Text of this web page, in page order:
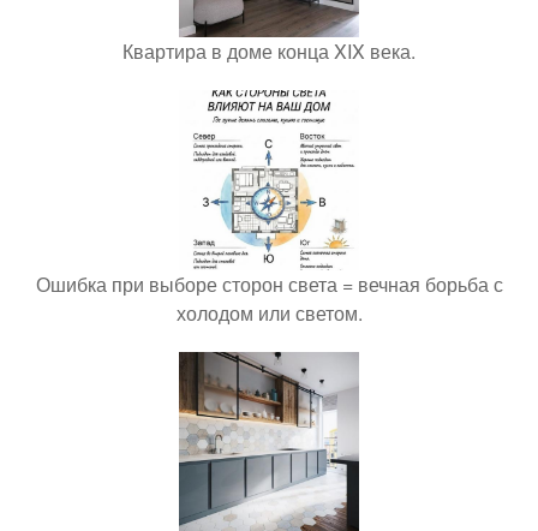
Квартира в доме конца XIX века.
Ошибка при выборе сторон света = вечная борьба с
холодом или светом.